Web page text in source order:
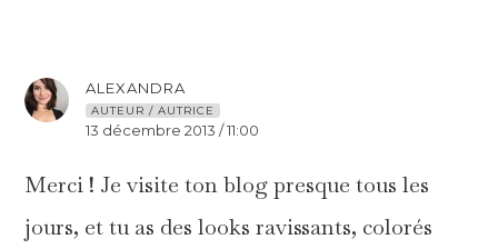
ALEXANDRA
AUTEUR / AUTRICE
13 décembre 2013 / 11:00
Merci ! Je visite ton blog presque tous les
jours, et tu as des looks ravissants, colorés